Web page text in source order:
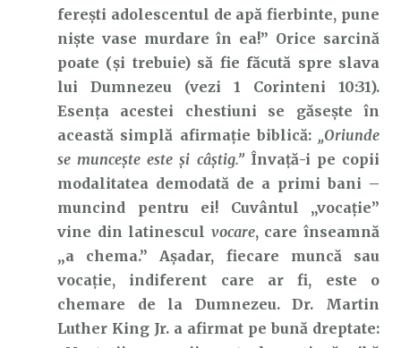
ferești adolescentul de apă fierbinte, pune
niște vase murdare în ea!” Orice sarcină
poate (și trebuie) să fie făcută spre slava
lui Dumnezeu (vezi 1 Corinteni 10:31).
Esența acestei chestiuni se găsește în
această simplă afirmație biblică: „Oriunde
se muncește este și câștig.”Învață-i pe copii
modalitatea demodată de a primi bani –
muncind pentru ei! Cuvântul „vocație”
vine din latinescul vocare, care înseamnă
„a chema.” Așadar, fiecare muncă sau
vocație, indiferent care ar fi, este o
chemare de la Dumnezeu. Dr. Martin
Luther King Jr. a afirmat pe bună dreptate: